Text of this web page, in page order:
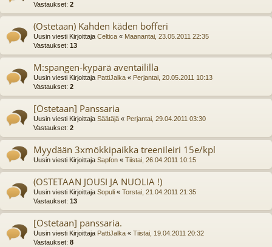
Vastaukset: 2
(Ostetaan) Kahden käden bofferi
Uusin viesti Kirjoittaja Celtica « Maanantai, 23.05.2011 22:35
Vastaukset: 13
M:spangen-kypärä aventaililla
Uusin viesti Kirjoittaja PattiJalka « Perjantai, 20.05.2011 10:13
Vastaukset: 2
[Ostetaan] Panssaria
Uusin viesti Kirjoittaja Säätäjä « Perjantai, 29.04.2011 03:30
Vastaukset: 2
Myydään 3xmökkipaikka treenileiri 15e/kpl
Uusin viesti Kirjoittaja Sapfon « Tiistai, 26.04.2011 10:15
(OSTETAAN JOUSI JA NUOLIA !)
Uusin viesti Kirjoittaja Sopuli « Torstai, 21.04.2011 21:35
Vastaukset: 13
[Ostetaan] panssaria.
Uusin viesti Kirjoittaja PattiJalka « Tiistai, 19.04.2011 20:32
Vastaukset: 8